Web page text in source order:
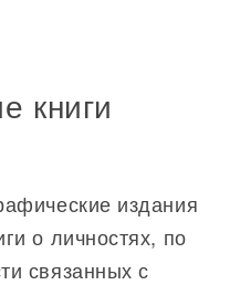
книги
издания
о личностях, по
связанных с